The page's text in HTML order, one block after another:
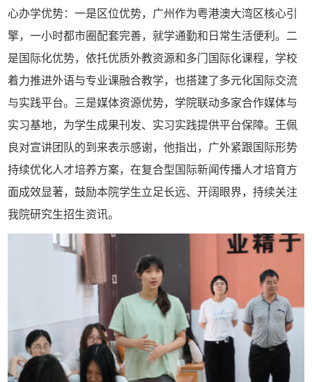
心办学优势：一是区位优势，广州作为粤港澳大湾区核心引
擎，一小时都市圈配套完善，就学通勤和日常生活便利。二
是国际化优势，依托优质外教资源和多门国际化课程，学校
着力推进外语与专业课融合教学，也搭建了多元化国际交流
与实践平台。三是媒体资源优势，学院联动多家合作媒体与
实习基地，为学生成果刊发、实习实践提供平台保障。王佩
良对宣讲团队的到来表示感谢，他指出，广外紧跟国际形势
持续优化人才培养方案，在复合型国际新闻传播人才培育方
面成效显著，鼓励本院学生立足长远、开阔眼界，持续关注
我院研究生招生资讯。